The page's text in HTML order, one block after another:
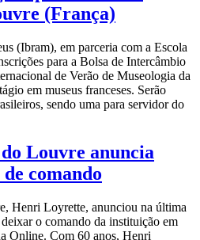
(França)
(Ibram), em parceria com a Escola
para a Bolsa de Intercâmbio
de Verão de Museologia da
em museus franceses. Serão
sendo uma para servidor do
Louvre anuncia
de comando
Henri Loyrette, anunciou na última
o comando da instituição em
Online. Com 60 anos, Henri